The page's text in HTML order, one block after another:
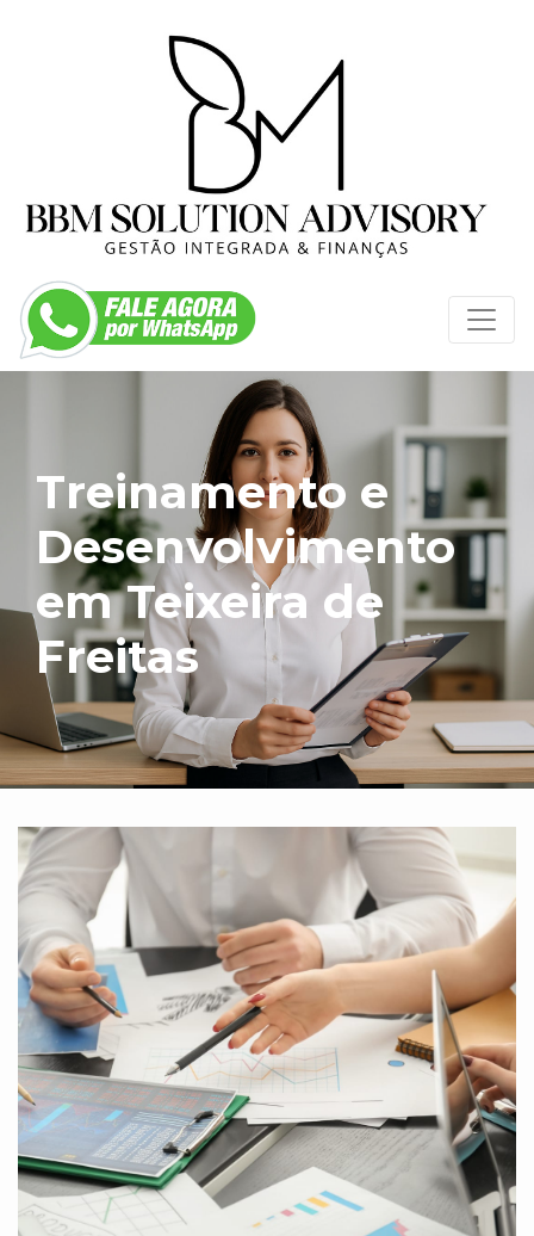
Treinamento e
Desenvolvimento
em Teixeira de
Freitas